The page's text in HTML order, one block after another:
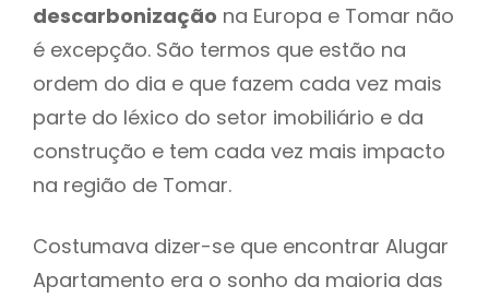
descarbonização na Europa e Tomar não
é excepção. São termos que estão na
ordem do dia e que fazem cada vez mais
parte do léxico do setor imobiliário e da
construção e tem cada vez mais impacto
na região de Tomar.
Costumava dizer-se que encontrar Alugar
Apartamento era o sonho da maioria das